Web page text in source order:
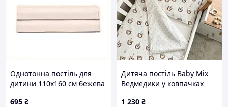
Однотонна постіль для
дитини 110х160 см бежева
695 ₴
Дитяча постіль Baby Mix
Ведмедики у ковпачках
1 230 ₴